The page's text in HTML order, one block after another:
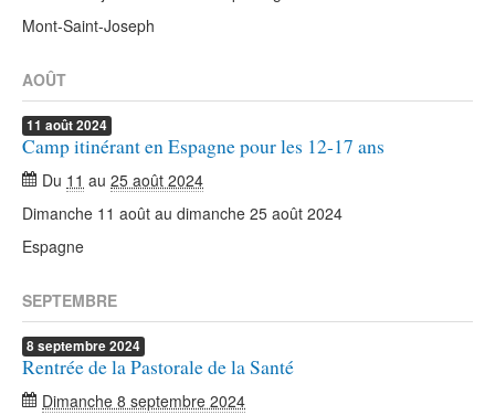
Mont-Saint-Joseph
AOÛT
11 août2024
Camp itinérant en Espagne pour les 12-17 ans
Du 11 au 25 août 2024
Dimanche 11 août au dimanche 25 août 2024
Espagne
SEPTEMBRE
8septembre2024
Rentrée de la Pastorale de la Santé
Dimanche 8 septembre 2024